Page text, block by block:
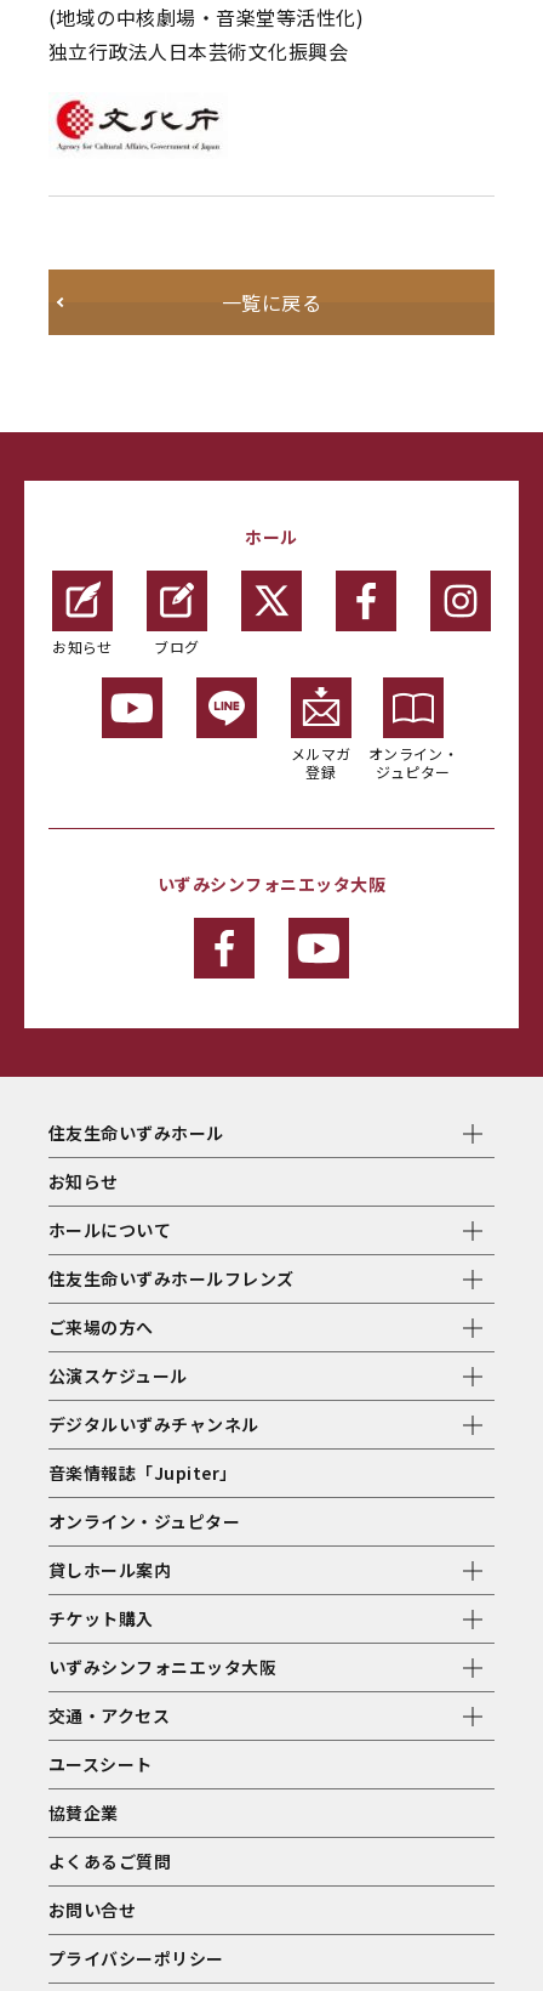
(地域の中核劇場・音楽堂等活性化)
独立行政法人日本芸術文化振興会
一覧に戻る
ホール
お知らせ ブログ
メルマガ
登録
オンライン・
ジュピター
いずみシンフォニエッタ大阪
住友生命いずみホール
お知らせ
ホールについて
住友生命いずみホールフレンズ
ご来場の方へ
公演スケジュール
デジタルいずみチャンネル
音楽情報誌「Jupiter」
オンライン・ジュピター
貸しホール案内
チケット購入
いずみシンフォニエッタ大阪
交通・アクセス
ユースシート
協賛企業
よくあるご質問
お問い合せ
プライバシーポリシー